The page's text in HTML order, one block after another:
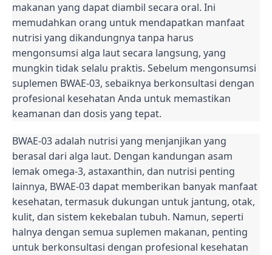
makanan yang dapat diambil secara oral. Ini
memudahkan orang untuk mendapatkan manfaat
nutrisi yang dikandungnya tanpa harus
mengonsumsi alga laut secara langsung, yang
mungkin tidak selalu praktis. Sebelum mengonsumsi
suplemen BWAE-03, sebaiknya berkonsultasi dengan
profesional kesehatan Anda untuk memastikan
keamanan dan dosis yang tepat.
BWAE-03 adalah nutrisi yang menjanjikan yang
berasal dari alga laut. Dengan kandungan asam
lemak omega-3, astaxanthin, dan nutrisi penting
lainnya, BWAE-03 dapat memberikan banyak manfaat
kesehatan, termasuk dukungan untuk jantung, otak,
kulit, dan sistem kekebalan tubuh. Namun, seperti
halnya dengan semua suplemen makanan, penting
untuk berkonsultasi dengan profesional kesehatan